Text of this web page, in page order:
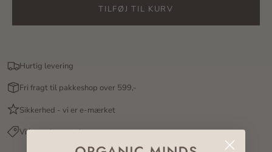
TILFØJ TIL KURV
Hurtig levering
Fri fragt til pakkeshop over 599,-
Sikkerhed - vi er e-mærket
Vi harprisgaranti